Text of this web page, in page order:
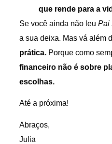
que rende para a
Se você ainda não leu Pai
a sua deixa. Mas vá além
prática. Porque como
financeiro não é sobre
escolhas.
Até a próxima!
Abraços,
Julia